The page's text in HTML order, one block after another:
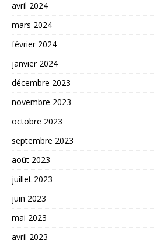
avril 2024
mars 2024
février 2024
janvier 2024
décembre 2023
novembre 2023
octobre 2023
septembre 2023
août 2023
juillet 2023
juin 2023
mai 2023
avril 2023